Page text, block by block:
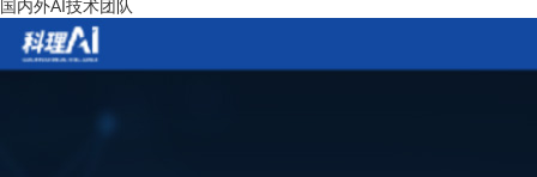
国内外AI技术团队